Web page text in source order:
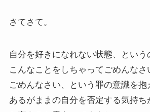
さてさて。
自分を好きになれない状態、という
こんなことをしちゃってごめんな
ごめんなさい、という罪の意識を抱
あるがままの自分を否定する気持